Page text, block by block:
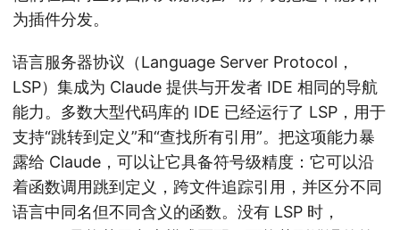
为插件分发。
语言服务器协议（Language Server Protocol，
LSP）集成为 Claude 提供与开发者 IDE 相同的导航
能力。多数大型代码库的 IDE 已经运行了 LSP，用于
支持“跳转到定义”和“查找所有引用”。把这项能力暴
露给 Claude，可以让它具备符号级精度：它可以沿
着函数调用跳到定义，跨文件追踪引用，并区分不同
语言中同名但不同含义的函数。没有 LSP 时，